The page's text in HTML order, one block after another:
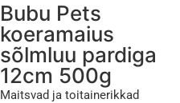
Bubu Pets
koeramaius
sõlmluu pardiga
12cm 500g
Maitsvad ja toitainerikkad